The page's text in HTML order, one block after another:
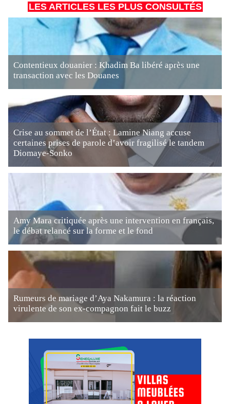
LES ARTICLES LES PLUS CONSULTÉS
Contentieux douanier : Khadim Ba libéré après une
transaction avec les Douanes
Crise au sommet de l’État : Lamine Niang accuse
certaines prises de parole d’avoir fragilisé le tandem
Diomaye-Sonko
Amy Mara critiquée après une intervention en français,
le débat relancé sur la forme et le fond
Rumeurs de mariage d’Aya Nakamura : la réaction
virulente de son ex-compagnon fait le buzz